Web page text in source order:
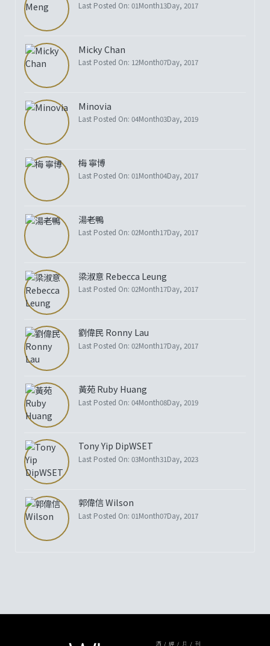
Last Posted On: 01Month13Day, 2017
Micky Chan
Last Posted On: 12Month07Day, 2017
Minovia
Last Posted On: 04Month03Day, 2019
梅 寧博
Last Posted On: 01Month04Day, 2017
湯老鴨
Last Posted On: 02Month17Day, 2017
梁淑意 Rebecca Leung
Last Posted On: 02Month17Day, 2017
劉偉民 Ronny Lau
Last Posted On: 02Month17Day, 2017
黃苑 Ruby Huang
Last Posted On: 04Month08Day, 2019
Tony Yip DipWSET
Last Posted On: 03Month31Day, 2023
郭偉信 Wilson
Last Posted On: 01Month07Day, 2017